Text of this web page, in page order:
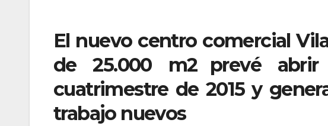
El nuevo centro comercial
de 25.000 m2
prevé
cuatrimestre de 2015 y
trabajo nuevos